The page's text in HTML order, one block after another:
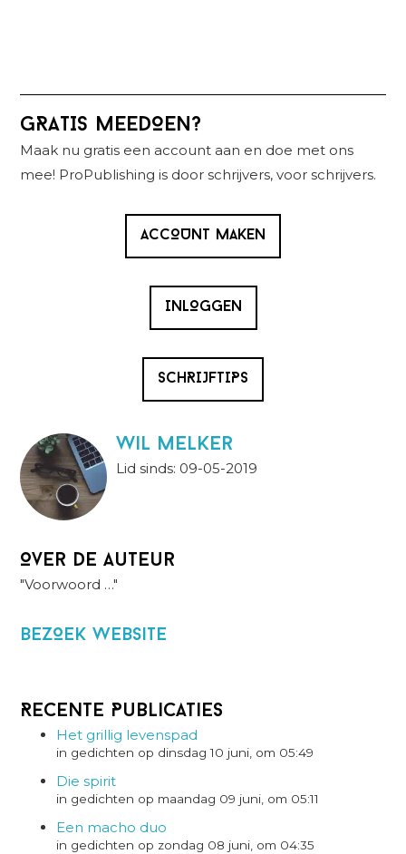
Primaire
Sidebar
GRATIS MEEDOEN?
Maak nu gratis een account aan en doe met ons
mee! ProPublishing is door schrijvers, voor schrijvers.
ACCOUNT MAKEN
INLOGGEN
SCHRIJFTIPS
wil melker
Lid sinds: 09-05-2019
Over de auteur
"Voorwoord …"
BezOek website
Recente Publicaties
Het grillig levenspad
in gedichten op dinsdag 10 juni, om 05:49
Die spirit
in gedichten op maandag 09 juni, om 05:11
Een macho duo
in gedichten op zondag 08 juni, om 04:35